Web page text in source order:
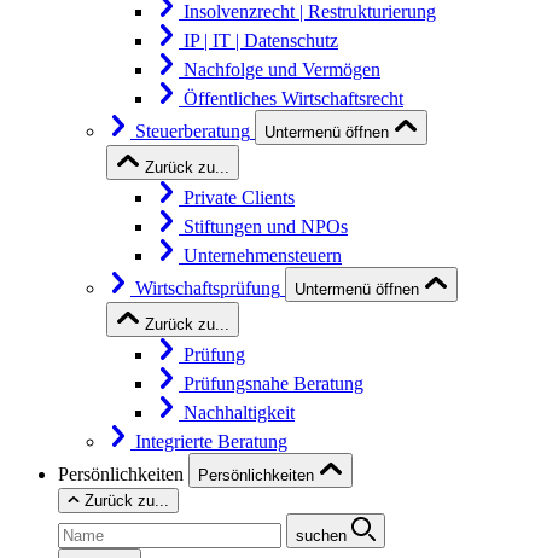
Insolvenzrecht | Restrukturierung
IP | IT | Datenschutz
Nachfolge und Vermögen
Öffentliches Wirtschaftsrecht
Steuerberatung
Untermenü öffnen
Zurück zu...
Private Clients
Stiftungen und NPOs
Unternehmensteuern
Wirtschaftsprüfung
Untermenü öffnen
Zurück zu...
Prüfung
Prüfungsnahe Beratung
Nachhaltigkeit
Integrierte Beratung
Persönlichkeiten
Persönlichkeiten
Zurück zu...
suchen